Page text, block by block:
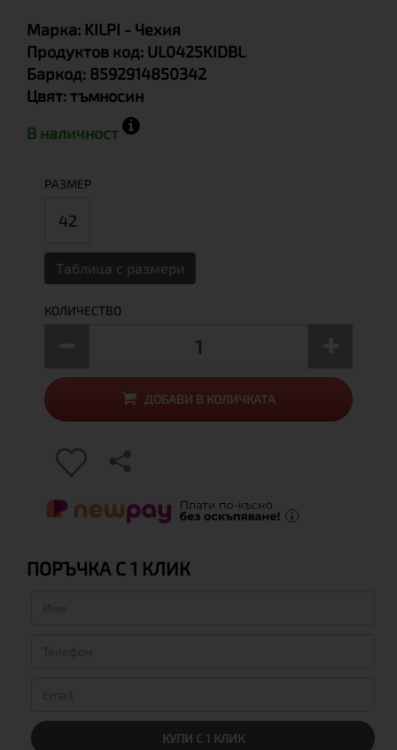
Марка: KILPI - Чехия
Продуктов код: UL0425KIDBL
Баркод: 8592914850342
Цвят:тъмносин
В наличност
РАЗМЕР
42
Таблица с размери
КОЛИЧЕСТВО
ДОБАВИ В КОЛИЧКАТА
ПОРЪЧКА С 1 КЛИК
КУПИ С 1 КЛИК